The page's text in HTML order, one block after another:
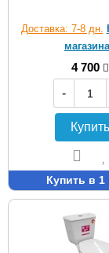
Доставка: 7-8 дн.
4 700
-
Купить
Купить в 1